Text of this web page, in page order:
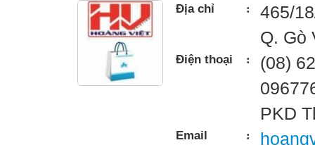
Địa chỉ :
465/
Q. Gò
Điện thoại :
(08)
PKD
Email :